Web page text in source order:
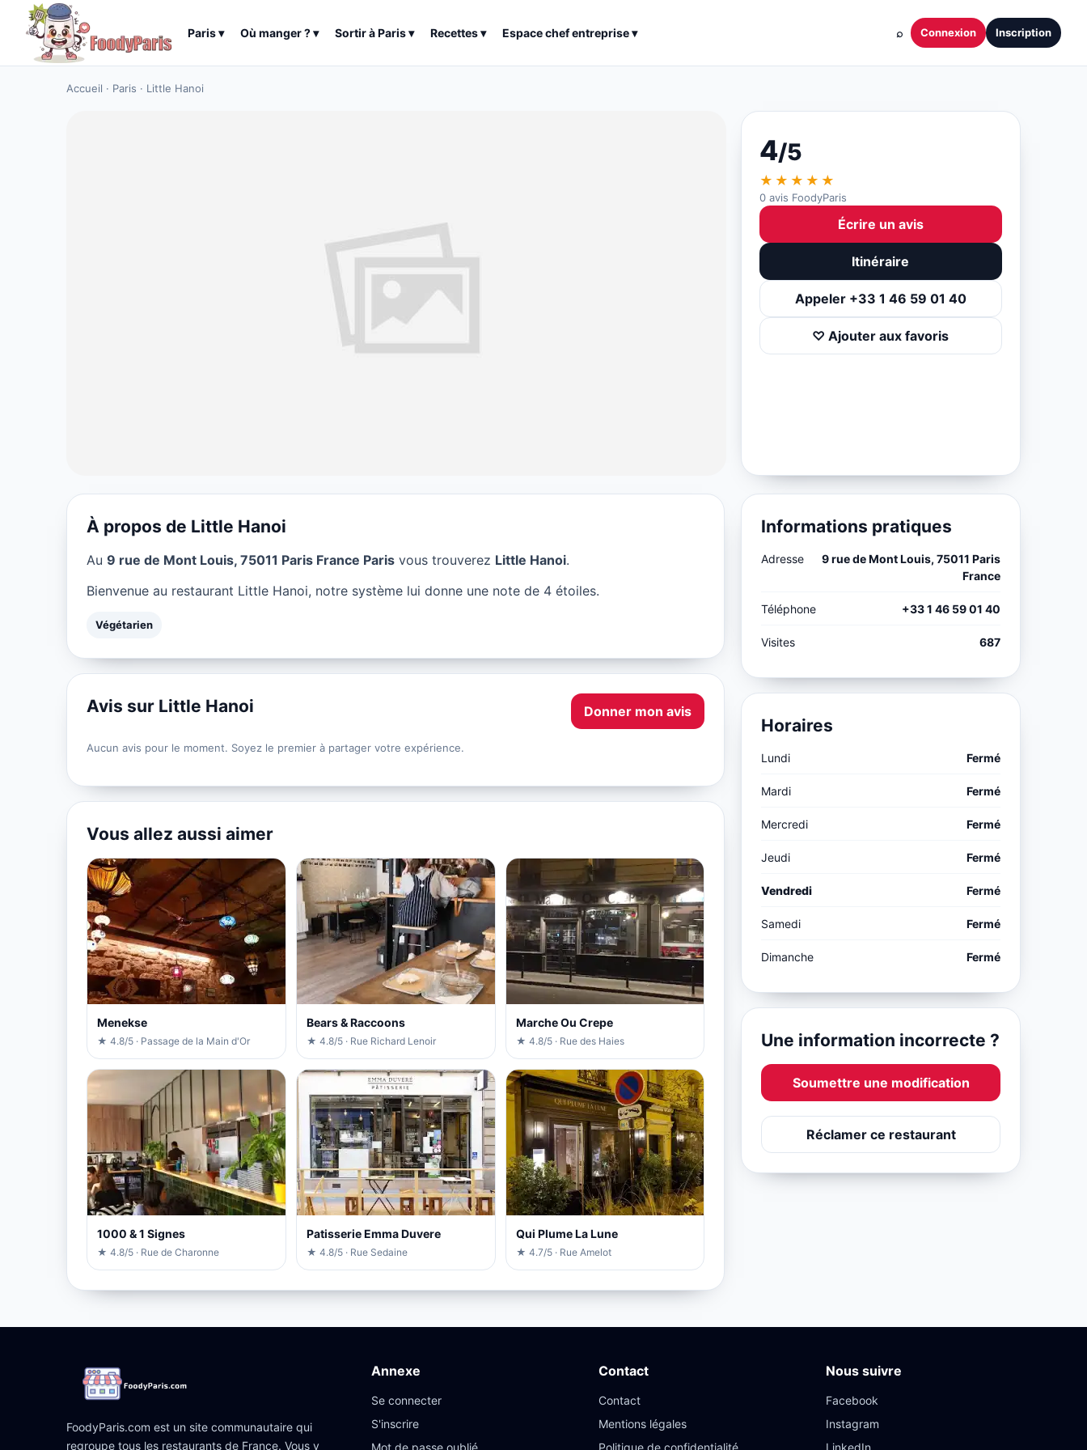
Paris▾ Où manger ?▾ Sortir àParis▾ Recettes▾ Espace chef entreprise▾ ⌕ Connexion Inscription
Accueil · Paris · Little Hanoi
Little Hanoi à Paris
★ 4/5
4/5
★★★★★
0 avis FoodyParis
Écrire un avis
Itinéraire
Appeler +33 1 46 59 01 40
♡ Ajouter aux favoris
À propos de Little Hanoi
Au 9 rue de Mont Louis, 75011 Paris France Paris vous trouverez Little Hanoi.
Bienvenue au restaurant Little Hanoi, notre système lui donne une note de 4 étoiles.
Végétarien
Avis sur Little Hanoi Donner mon avis
Aucun avis pour le moment. Soyez le premier à partager votre expérience.
Vous allez aussi aimer
Menekse
★ 4.8/5 · Passage de la Main d'Or
Bears & Raccoons
★ 4.8/5 · Rue Richard Lenoir
Marche Ou Crepe
★ 4.8/5 · Rue des Haies
1000 & 1 Signes
★ 4.8/5 · Rue de Charonne
Patisserie Emma Duvere
★ 4.8/5 · Rue Sedaine
Qui Plume La Lune
★ 4.7/5 · Rue Amelot
Informations pratiques
Adresse
9 rue de Mont Louis, 75011 Paris
France
Téléphone +33 1 46 59 01 40
Visites 687
Horaires
Lundi Fermé
Mardi Fermé
Mercredi Fermé
Jeudi Fermé
Vendredi Fermé
Samedi Fermé
Dimanche Fermé
Une information incorrecte ?
Soumettre une modification
Réclamer ce restaurant
FoodyParis.com est un site communautaire qui
regroupe tous les restaurants de France. Vous y
Annexe
Se connecter
S'inscrire
Mot de passe oublié
Contact
Contact
Mentions légales
Politique de confidentialité
Nous suivre
Facebook
Instagram
LinkedIn